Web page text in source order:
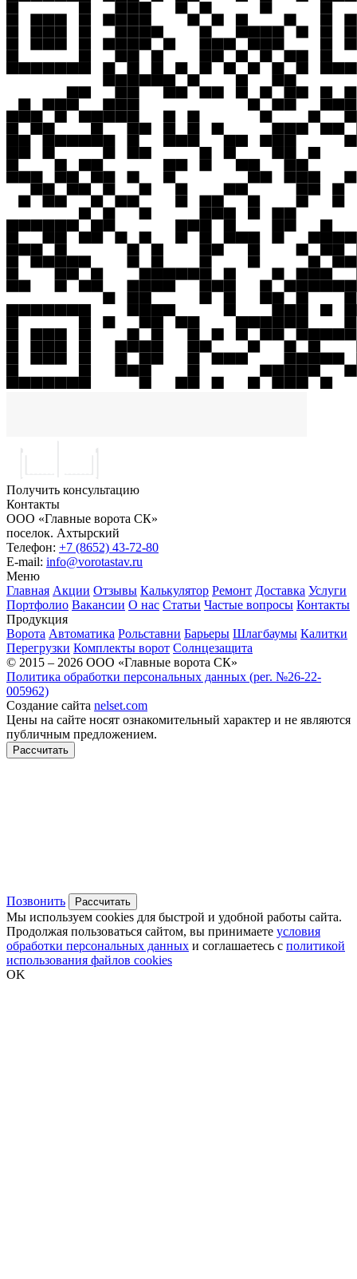
Получить консультацию
Контакты
ООО «Главные ворота СК»
поселок. Ахтырский
Телефон: +7 (8652) 43-72-80
E-mail: info@vorotastav.ru
Меню
Главная Акции Отзывы Калькулятор Ремонт Доставка Услуги
Портфолио Вакансии О нас Статьи Частые вопросы Контакты
Продукция
Ворота Автоматика Рольставни Барьеры Шлагбаумы Калитки
Перегрузки Комплекты ворот Солнцезащита
© 2015 – 2026 ООО «Главные ворота СК»
Политика обработки персональных данных (рег. №26-22-
005962)
Создание сайта nelset.com
Цены на сайте носят ознакомительный характер и не являются
публичным предложением.
Рассчитать
Позвонить Рассчитать
Мы используем cookies для быстрой и удобной работы сайта.
Продолжая пользоваться сайтом, вы принимаете условия
обработки персональных данных и соглашаетесь с политикой
использования файлов cookies
OK